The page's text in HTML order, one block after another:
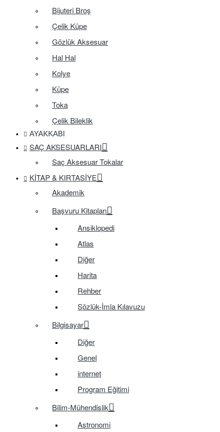
Bijuteri Broş
Çelik Küpe
Gözlük Aksesuar
Hal Hal
Kolye
Küpe
Toka
Çelik Bileklik
AYAKKABI
SAÇ AKSESUARLARI
Saç Aksesuar Tokalar
KITAP & KIRTASIYE
Akademik
Başvuru Kitapları
Ansiklopedi
Atlas
Diğer
Harita
Rehber
Sözlük-İmla Kılavuzu
Bilgisayar
Diğer
Genel
internet
Program Eğitimi
Bilim-Mühendislik
Astronomi